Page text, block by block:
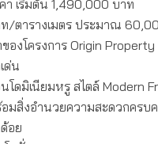
า เริ่มต้น 1,490,000 บาท
/ตารางเมตร ประมาณ
ของโครงการ Origin Property
ด่น
โดมิเนียมหรู สไตล์ Modern
มสิ่งอำนวยความสะดวกครบ
อย